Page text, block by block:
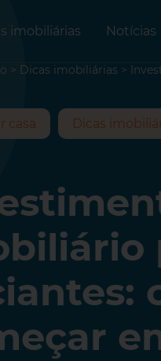
imobiliárias Notícias
> Dicas imobiliárias >
casa Dicas